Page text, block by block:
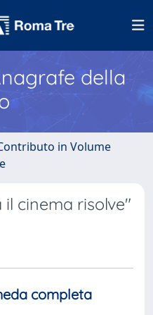
della
in Volume
il cinema risolve"
completa